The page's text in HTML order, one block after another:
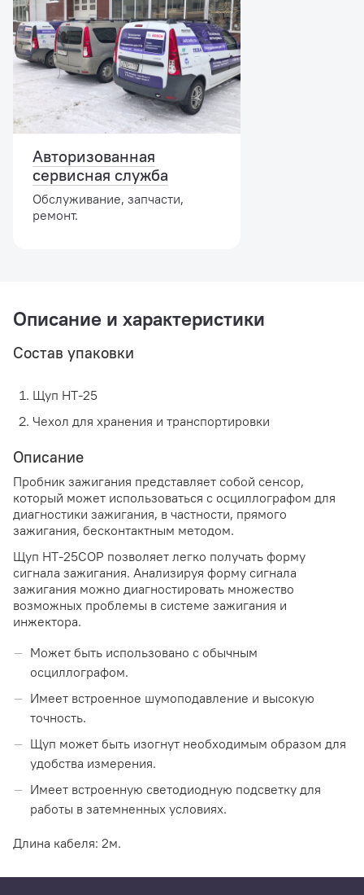
Авторизованная
сервисная служба
Обслуживание, запчасти,
ремонт.
Описание и характеристики
Состав упаковки
Щуп HT-25
Чехол для хранения и транспортировки
Описание
Пробник зажигания представляет собой сенсор,
который может использоваться с осциллографом для
диагностики зажигания, в частности, прямого
зажигания, бесконтактным методом.
Щуп HT-25COP позволяет легко получать форму
сигнала зажигания. Анализируя форму сигнала
зажигания можно диагностировать множество
возможных проблемы в системе зажигания и
инжектора.
Может быть использовано с обычным
осциллографом.
Имеет встроенное шумоподавление и высокую
точность.
Щуп может быть изогнут необходимым образом для
удобства измерения.
Имеет встроенную светодиодную подсветку для
работы в затемненных условиях.
Длина кабеля: 2м.